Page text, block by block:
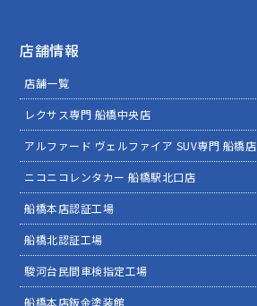
店舗情報
店舗一覧
レクサス専門 船橋中央店
アルファード ヴェルファイア SUV専門 船橋店
ニコニコレンタカー 船橋駅北口店
船橋本店認証工場
船橋北認証工場
駿河台民間車検指定工場
船橋本店鈑金塗装館